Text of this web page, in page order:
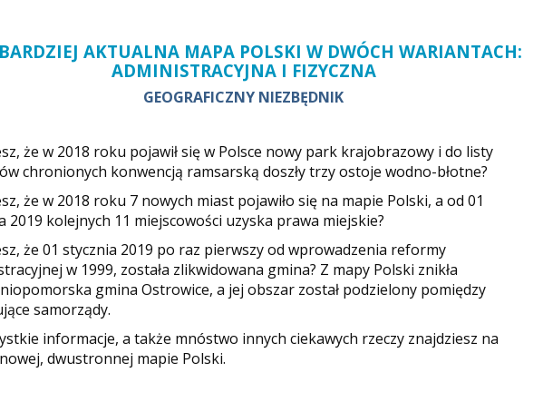
AKTUALNA MAPA POLSKI W DWÓCH WARIANTACH:
ADMINISTRACYJNA I FIZYCZNA
GEOGRAFICZNY NIEZBĘDNIK
że w 2018 roku pojawił się w Polsce nowy park krajobrazowy i do listy
chronionych konwencją ramsarską doszły trzy ostoje wodno-błotne?
że w 2018 roku 7 nowych miast pojawiło się na mapie Polski, a od 01
2019 kolejnych 11 miejscowości uzyska prawa miejskie?
że 01 stycznia 2019 po raz pierwszy od wprowadzenia reformy
w 1999, została zlikwidowana gmina? Z mapy Polski znikła
gmina Ostrowice, a jej obszar został podzielony pomiędzy
samorządy.
informacje, a także mnóstwo innych ciekawych rzeczy znajdziesz na
dwustronnej mapie Polski.